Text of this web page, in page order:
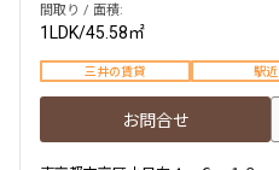
間取り / 面積:
1LDK/45.58㎡
三井の賃貸 駅近
お問合せ